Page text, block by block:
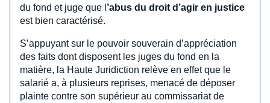
du fond et juge que l ’abus du droit d’agir en justice
est bien caractérisé.
S’appuyant sur le pouvoir souverain d’appréciation
des faits dont disposent les juges du fond en la
matière, la Haute Juridiction relève en effet que le
salarié a, à plusieurs reprises, menacé de déposer
plainte contre son supérieur au commissariat de